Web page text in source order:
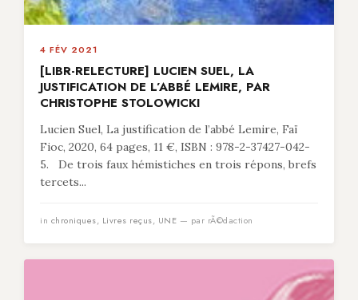
4 FÉV 2021
[LIBR-RELECTURE] LUCIEN SUEL, LA
JUSTIFICATION DE L’ABBÉ LEMIRE, PAR
CHRISTOPHE STOLOWICKI
Lucien Suel, La justification de l’abbé Lemire, Faï
Fioc, 2020, 64 pages, 11 €, ISBN : 978-2-37427-042-
5. De trois faux hémistiches en trois répons, brefs
tercets...
in chroniques, Livres reçus, UNE — par rÃ©daction